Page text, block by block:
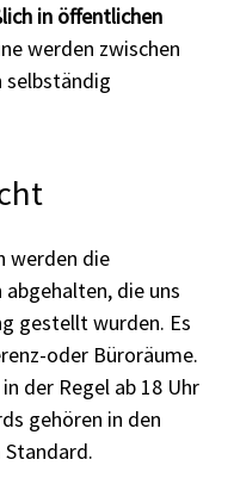
in öffentlichen
werden zwischen
selbständig
werden die
die uns
gestellt wurden. Es
oder Büroräume.
der Regel ab 18 Uhr
gehören in den